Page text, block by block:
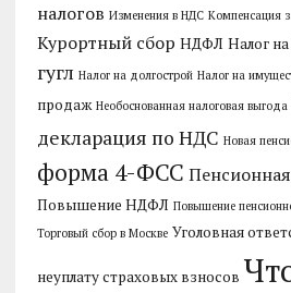
налогов Изменения в НДС Компенсация
Курортный сбор НДФЛ Налог
гугл Налог на долгострой Налог на
продаж Необоснованная налоговая выгода
декларация по НДС Новая
форма 4-ФСС
Повышение НДФЛ Повышение
Торговый сбор в Москве Уголовная
неуплату страховых взносов